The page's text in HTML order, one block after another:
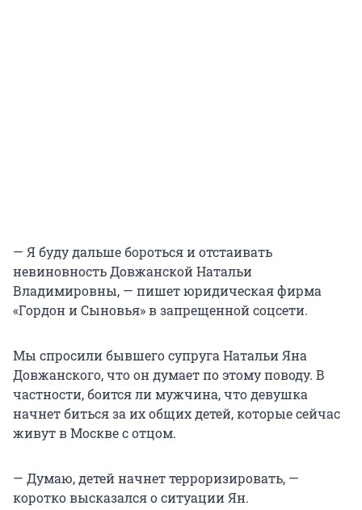
— Я буду дальше бороться и отстаивать
невиновность Довжанской Натальи
Владимировны, — пишет юридическая фирма
«Гордон и Сыновья» в запрещенной соцсети.
Мы спросили бывшего супруга Натальи Яна
Довжанского, что он думает по этому поводу. В
частности, боится ли мужчина, что девушка
начнет биться за их общих детей, которые сейчас
живут в Москве с отцом.
— Думаю, детей начнет терроризировать, —
коротко высказался о ситуации Ян.